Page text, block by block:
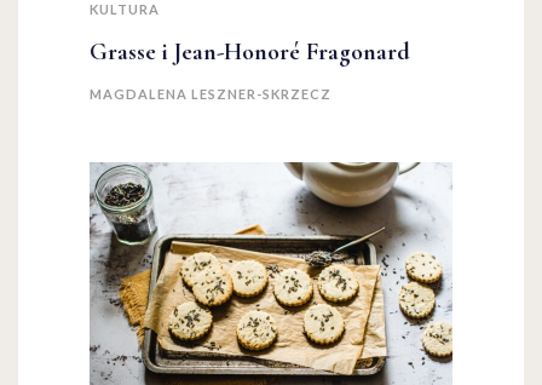
KULTURA
Grasse i Jean-Honoré Fragonard
MAGDALENA LESZNER-SKRZECZ